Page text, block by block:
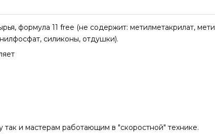
формула 11 free (не содержит: метилметакрилат,
силиконы, отдушки).
и мастерам работающим в "скоростной" технике.